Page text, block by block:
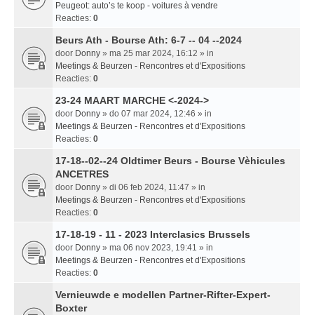
Peugeot: auto’s te koop - voitures à vendre
Reacties: 0
Beurs Ath - Bourse Ath: 6-7 -- 04 --2024
door Donny » ma 25 mar 2024, 16:12 » in
Meetings & Beurzen - Rencontres et d'Expositions
Reacties: 0
23-24 MAART MARCHE <-2024->
door Donny » do 07 mar 2024, 12:46 » in
Meetings & Beurzen - Rencontres et d'Expositions
Reacties: 0
17-18--02--24 Oldtimer Beurs - Bourse Vèhicules
ANCETRES
door Donny » di 06 feb 2024, 11:47 » in
Meetings & Beurzen - Rencontres et d'Expositions
Reacties: 0
17-18-19 - 11 - 2023 Interclasics Brussels
door Donny » ma 06 nov 2023, 19:41 » in
Meetings & Beurzen - Rencontres et d'Expositions
Reacties: 0
Vernieuwde e modellen Partner-Rifter-Expert-
Boxter